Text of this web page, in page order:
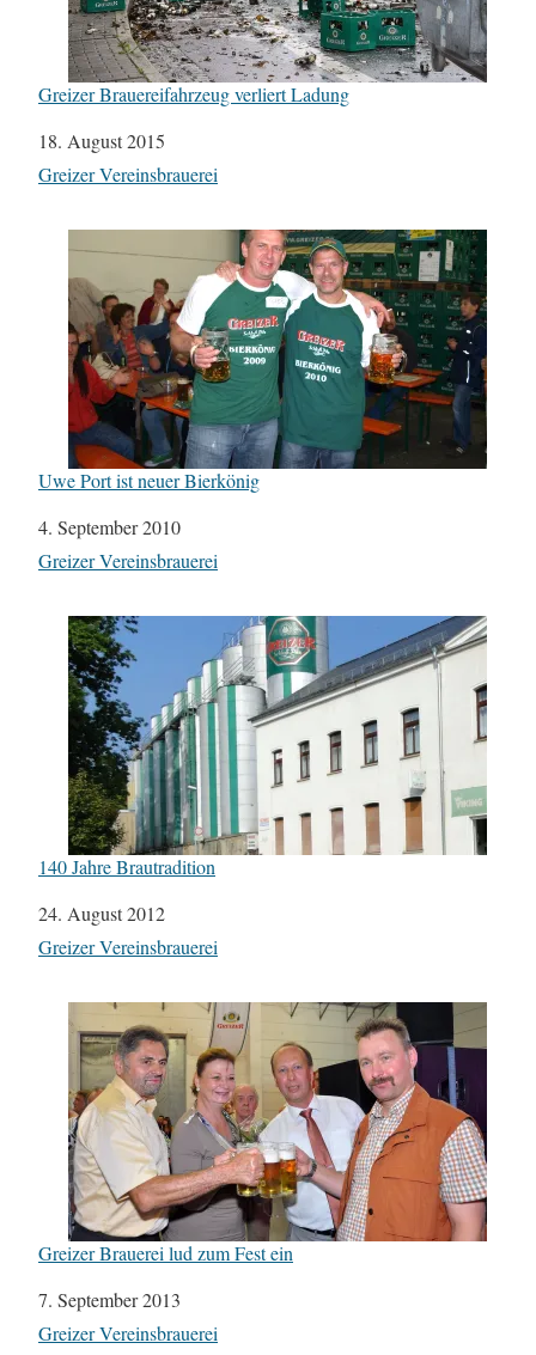
Greizer Brauereifahrzeug verliert Ladung
Datum
18. August 2015
In Bezug auf
Greizer Vereinsbrauerei
Uwe Port ist neuer Bierkönig
Datum
4. September 2010
In Bezug auf
Greizer Vereinsbrauerei
140 Jahre Brautradition
Datum
24. August 2012
In Bezug auf
Greizer Vereinsbrauerei
Greizer Brauerei lud zum Fest ein
Datum
7. September 2013
In Bezug auf
Greizer Vereinsbrauerei